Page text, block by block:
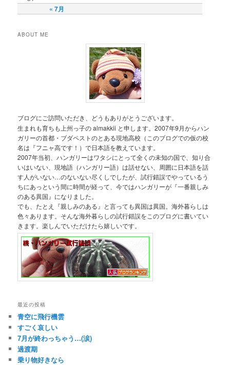
« 7月
ABOUT ME
ブログにご訪問いただき、どうもありがとうございます。
生まれも育ちも上州っ子の almakkii と申します。2007年9月からハン
ガリーの首都・ブダペストのとある現地高校（このブログでの仮の校
名は『フニャ高です！）で日本語を教えています。
2007年当初、ハンガリーはワタシにとって全くの未知の国で、知り合
いはいない、現地語（ハンガリー語）は話せない、周囲に日本語を話
す人がいない…のないない尽くしでしたが、試行錯誤でやっているう
ちにあっという間に時間が経って、今ではハンガリーが『一番親しみ
のある異国』になりました。
でも、たとえ『親しみのある』と言っても異国は異国。海外暮らしは
色々あります。そんな海外暮らしの試行錯誤をこのブログに書いてい
きます。楽しんでいただけたら嬉しいです。
最近の投稿
青空に飛行機雲
すごく哀しい
7月が終わっちゃう…(涙)
過渡期
乗り物好きなら